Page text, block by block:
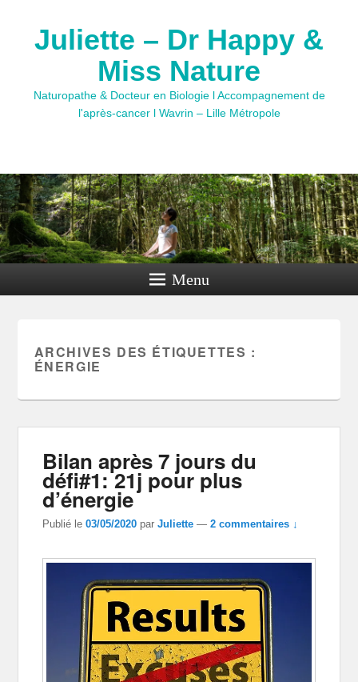
Juliette – Dr Happy &
Miss Nature
Naturopathe & Docteur en Biologie l Accompagnement de
l'après-cancer l Wavrin – Lille Métropole
Menu
ARCHIVES DES ÉTIQUETTES :
ÉNERGIE
Bilan après 7 jours du
défi#1: 21j pour plus
d’énergie
Publié le03/05/2020 parJuliette —2 commentaires ↓